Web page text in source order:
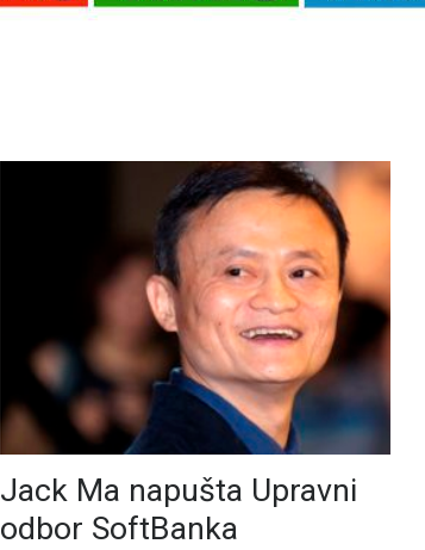
Jack Ma napušta Upravni
odbor SoftBanka